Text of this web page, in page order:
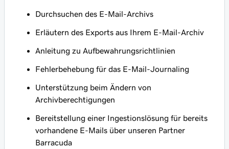
Durchsuchen des E-Mail-Archivs
Erläutern des Exports aus Ihrem E-Mail-Archiv
Anleitung zu Aufbewahrungsrichtlinien
Fehlerbehebung für das E-Mail-Journaling
Unterstützung beim Ändern von
Archivberechtigungen
Bereitstellung einer Ingestionslösung für bereits
vorhandene E-Mails über unseren Partner
Barracuda